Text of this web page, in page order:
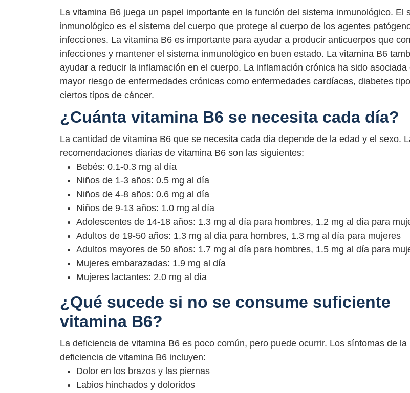
La vitamina B6 juega un papel importante en la función del sistema inmunológico. El
inmunológico es el sistema del cuerpo que protege al cuerpo de los agentes
infecciones. La vitamina B6 es importante para ayudar a producir anticuerpos que
infecciones y mantener el sistema inmunológico en buen estado. La vitamina B6
ayudar a reducir la inflamación en el cuerpo. La inflamación crónica ha sido asociada
mayor riesgo de enfermedades crónicas como enfermedades cardíacas, diabetes
ciertos tipos de cáncer.
¿Cuánta vitamina B6 se necesita cada día?
La cantidad de vitamina B6 que se necesita cada día depende de la edad y el sexo.
recomendaciones diarias de vitamina B6 son las siguientes:
Bebés: 0.1-0.3 mg al día
Niños de 1-3 años: 0.5 mg al día
Niños de 4-8 años: 0.6 mg al día
Niños de 9-13 años: 1.0 mg al día
Adolescentes de 14-18 años: 1.3 mg al día para hombres, 1.2 mg al día para
Adultos de 19-50 años: 1.3 mg al día para hombres, 1.3 mg al día para mujeres
Adultos mayores de 50 años: 1.7 mg al día para hombres, 1.5 mg al día para
Mujeres embarazadas: 1.9 mg al día
Mujeres lactantes: 2.0 mg al día
¿Qué sucede si no se consume suficiente
vitamina B6?
La deficiencia de vitamina B6 es poco común, pero puede ocurrir. Los síntomas de la
deficiencia de vitamina B6 incluyen:
Dolor en los brazos y las piernas
Labios hinchados y doloridos